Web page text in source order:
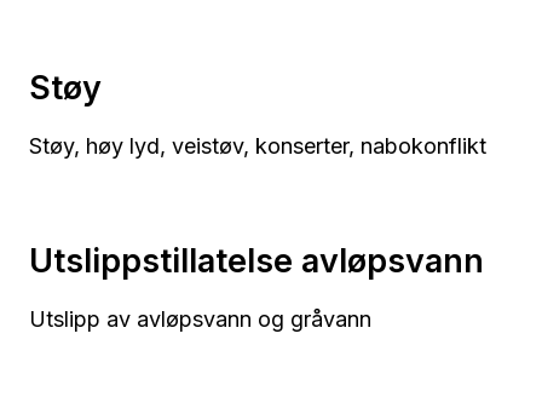
Støy
Støy, høy lyd, veistøv, konserter, nabokonflikt
Utslippstillatelse avløpsvann
Utslipp av avløpsvann og gråvann